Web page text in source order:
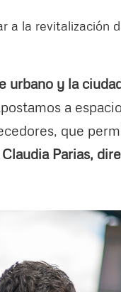
a la revitalización
urbano y la
a
que
Parias,